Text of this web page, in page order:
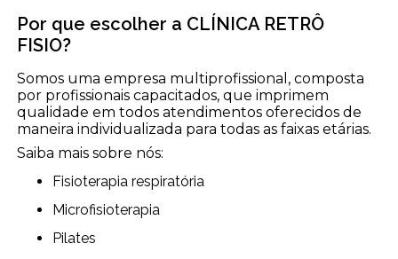
Por que escolher a CLÍNICA RETRÔ
FISIO?
Somos uma empresa multiprofissional, composta
por profissionais capacitados, que imprimem
qualidade em todos atendimentos oferecidos de
maneira individualizada para todas as faixas etárias.
Saiba mais sobre nós:
Fisioterapia respiratória
Microfisioterapia
Pilates